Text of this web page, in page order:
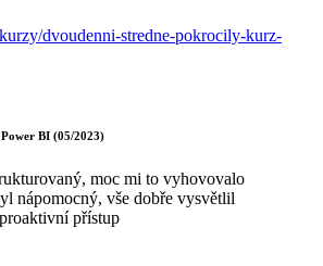
dvoudenni-stredne-pokrocily-kurz-
BI (05/2023)
moc mi to vyhovovalo
nápomocný, vše dobře vysvětlil
přístup